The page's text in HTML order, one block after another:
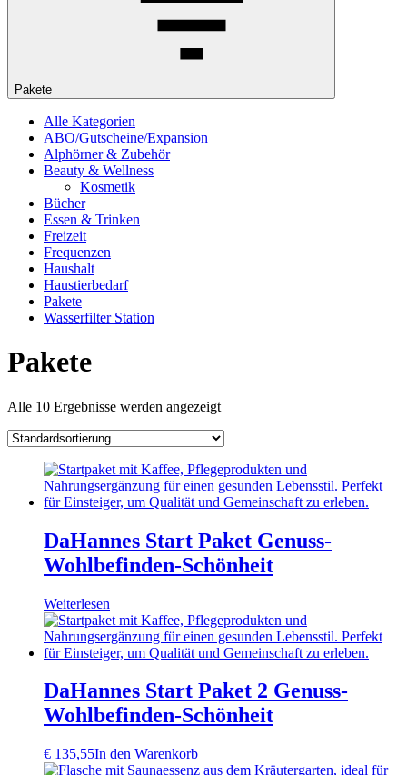
Pakete
Alle Kategorien
ABO/Gutscheine/Expansion
Alphörner & Zubehör
Beauty & Wellness
Kosmetik
Bücher
Essen & Trinken
Freizeit
Frequenzen
Haushalt
Haustierbedarf
Pakete
Wasserfilter Station
Pakete
Alle 10 Ergebnisse werden angezeigt
DaHannes Start Paket Genuss-
Wohlbefinden-Schönheit
Weiterlesen
DaHannes Start Paket 2 Genuss-
Wohlbefinden-Schönheit
€ 135,55In den Warenkorb